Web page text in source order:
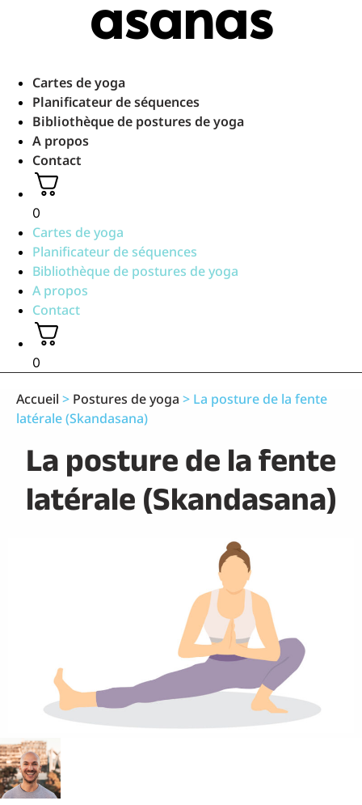
asanas
Cartes de yoga
Planificateur de séquences
Bibliothèque de postures de yoga
A propos
Contact
0
Cartes de yoga
Planificateur de séquences
Bibliothèque de postures de yoga
A propos
Contact
0
Accueil > Postures de yoga > La posture de la fente
latérale (Skandasana)
La posture de la fente
latérale (Skandasana)